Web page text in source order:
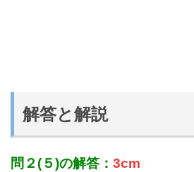
解答と解説
問２(５)の解答： 3cm